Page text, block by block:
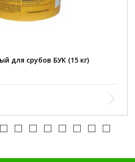
для срубов БУК (15 кг)
(кг/п.м), где: b – ширина шва (м), t –